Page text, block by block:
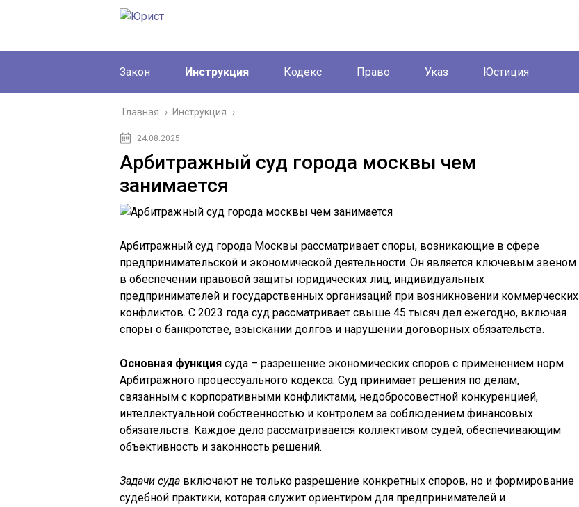
Закон Инструкция Кодекс Право Указ Юстиция
Главная › Инструкция ›
24.08.2025
Арбитражный суд города москвы чем
занимается
Арбитражный суд города Москвы рассматривает споры, возникающие в сфере
предпринимательской и экономической деятельности. Он является ключевым звеном
в обеспечении правовой защиты юридических лиц, индивидуальных
предпринимателей и государственных организаций при возникновении коммерческих
конфликтов. С 2023 года суд рассматривает свыше 45 тысяч дел ежегодно, включая
споры о банкротстве, взыскании долгов и нарушении договорных обязательств.
Основная функция суда – разрешение экономических споров с применением норм
Арбитражного процессуального кодекса. Суд принимает решения по делам,
связанным с корпоративными конфликтами, недобросовестной конкуренцией,
интеллектуальной собственностью и контролем за соблюдением финансовых
обязательств. Каждое дело рассматривается коллективом судей, обеспечивающим
объективность и законность решений.
Задачи суда включают не только разрешение конкретных споров, но и формирование
судебной практики, которая служит ориентиром для предпринимателей и